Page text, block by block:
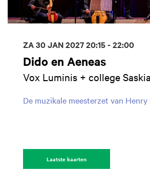
Dido en Aeneas
Vox Luminis + college
De muzikale meesterzet van Henry
ZA 30 JAN 202720:15 - 22:00
Laatste kaarten